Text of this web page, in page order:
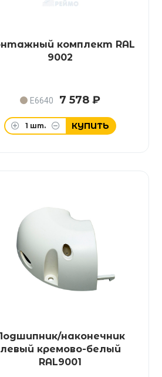
комплект RAL
9002
E6640 7 578 ₽
1 шт. КУПИТЬ
наконечник
левый кремово-белый
RAL9001